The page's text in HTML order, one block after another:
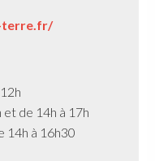
terre.fr/
et de 14h à 17h
14h à 16h30